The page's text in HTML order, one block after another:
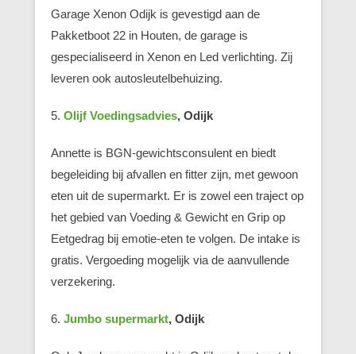
Garage Xenon Odijk is gevestigd aan de
Pakketboot 22 in Houten, de garage is
gespecialiseerd in Xenon en Led verlichting. Zij
leveren ook autosleutelbehuizing.
5. Olijf Voedingsadvies, Odijk
Annette is BGN-gewichtsconsulent en biedt
begeleiding bij afvallen en fitter zijn, met gewoon
eten uit de supermarkt. Er is zowel een traject op
het gebied van Voeding & Gewicht en Grip op
Eetgedrag bij emotie-eten te volgen. De intake is
gratis. Vergoeding mogelijk via de aanvullende
verzekering.
6. Jumbo supermarkt, Odijk